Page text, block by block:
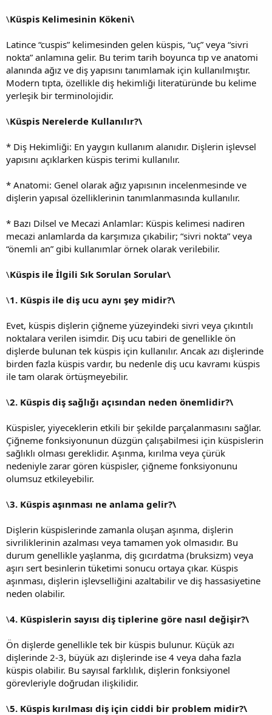
\Küspis Kelimesinin Kökeni\
Latince “cuspis” kelimesinden gelen küspis, “uç” veya “sivri
nokta” anlamına gelir. Bu terim tarih boyunca tıp ve anatomi
alanında ağız ve diş yapısını tanımlamak için kullanılmıştır.
Modern tıpta, özellikle diş hekimliği literatüründe bu kelime
yerleşik bir terminolojidir.
\Küspis Nerelerde Kullanılır?\
* Diş Hekimliği: En yaygın kullanım alanıdır. Dişlerin işlevsel
yapısını açıklarken küspis terimi kullanılır.
* Anatomi: Genel olarak ağız yapısının incelenmesinde ve
dişlerin yapısal özelliklerinin tanımlanmasında kullanılır.
* Bazı Dilsel ve Mecazi Anlamlar: Küspis kelimesi nadiren
mecazi anlamlarda da karşımıza çıkabilir; “sivri nokta” veya
“önemli an” gibi kullanımlar örnek olarak verilebilir.
\Küspis ile İlgili Sık Sorulan Sorular\
\1. Küspis ile diş ucu aynı şey midir?\
Evet, küspis dişlerin çiğneme yüzeyindeki sivri veya çıkıntılı
noktalara verilen isimdir. Diş ucu tabiri de genellikle ön
dişlerde bulunan tek küspis için kullanılır. Ancak azı dişlerinde
birden fazla küspis vardır, bu nedenle diş ucu kavramı küspis
ile tam olarak örtüşmeyebilir.
\2. Küspis diş sağlığı açısından neden önemlidir?\
Küspisler, yiyeceklerin etkili bir şekilde parçalanmasını sağlar.
Çiğneme fonksiyonunun düzgün çalışabilmesi için küspislerin
sağlıklı olması gereklidir. Aşınma, kırılma veya çürük
nedeniyle zarar gören küspisler, çiğneme fonksiyonunu
olumsuz etkileyebilir.
\3. Küspis aşınması ne anlama gelir?\
Dişlerin küspislerinde zamanla oluşan aşınma, dişlerin
sivriliklerinin azalması veya tamamen yok olmasıdır. Bu
durum genellikle yaşlanma, diş gıcırdatma (bruksizm) veya
aşırı sert besinlerin tüketimi sonucu ortaya çıkar. Küspis
aşınması, dişlerin işlevselliğini azaltabilir ve diş hassasiyetine
neden olabilir.
\4. Küspislerin sayısı diş tiplerine göre nasıl değişir?\
Ön dişlerde genellikle tek bir küspis bulunur. Küçük azı
dişlerinde 2-3, büyük azı dişlerinde ise 4 veya daha fazla
küspis olabilir. Bu sayısal farklılık, dişlerin fonksiyonel
görevleriyle doğrudan ilişkilidir.
\5. Küspis kırılması diş için ciddi bir problem midir?\